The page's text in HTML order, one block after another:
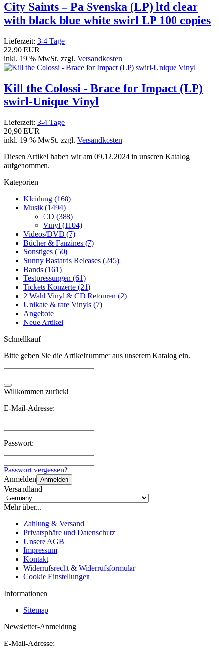
City Saints – Pa Svenska (LP) ltd clear
with black blue white swirl LP 100 copies
Lieferzeit: 3-4 Tage
22,90 EUR
inkl. 19 % MwSt. zzgl. Versandkosten
Kill the Colossi - Brace for Impact (LP)
swirl-Unique Vinyl
Lieferzeit: 3-4 Tage
20,90 EUR
inkl. 19 % MwSt. zzgl. Versandkosten
Diesen Artikel haben wir am 09.12.2024 in unseren Katalog
aufgenommen.
Kategorien
Kleidung (168)
Musik (1494)
CD (388)
Vinyl (1104)
Videos/DVD (7)
Bücher & Fanzines (7)
Sonstiges (50)
Sunny Bastards Releases (245)
Bands (161)
Testpressungen (61)
Tickets Konzerte (21)
2.Wahl Vinyl & CD Retouren (2)
Unikate & rare Vinyls (7)
Angebote
Neue Artikel
Schnellkauf
Bitte geben Sie die Artikelnummer aus unserem Katalog ein.
Willkommen zurück!
E-Mail-Adresse:
Passwort:
Passwort vergessen?
Anmelden Anmelden
Versandland
Mehr über...
Zahlung & Versand
Privatsphäre und Datenschutz
Unsere AGB
Impressum
Kontakt
Widerrufsrecht & Widerrufsformular
Cookie Einstellungen
Informationen
Sitemap
Newsletter-Anmeldung
E-Mail-Adresse: